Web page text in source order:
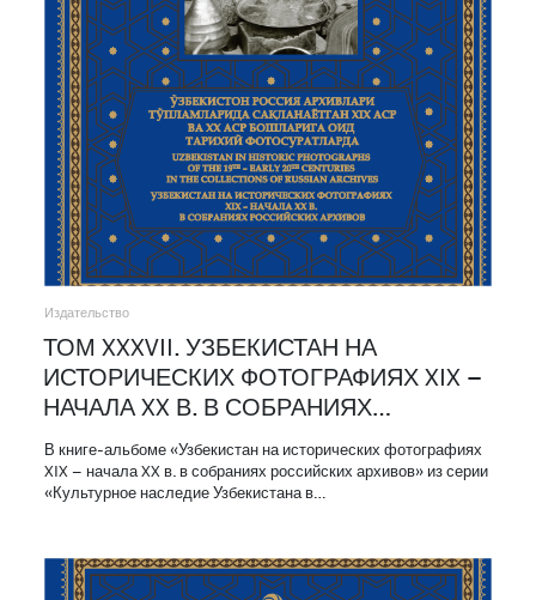
Издательство
ТОМ XXXVII. УЗБЕКИСТАН НА
ИСТОРИЧЕСКИХ ФОТОГРАФИЯХ XIX –
НАЧАЛА XX В. В СОБРАНИЯХ…
В книге-альбоме «Узбекистан на исторических фотографиях
XIX – начала XX в. в собраниях российских архивов» из серии
«Культурное наследие Узбекистана в…